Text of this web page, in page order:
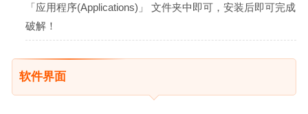
「应用程序(Applications)」 文件夹中即可，安装后即可完成
破解！
软件界面